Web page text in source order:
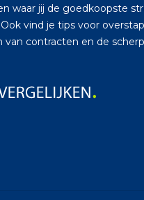
waar jij de goedkoopste
vind je tips voor
van contracten en de